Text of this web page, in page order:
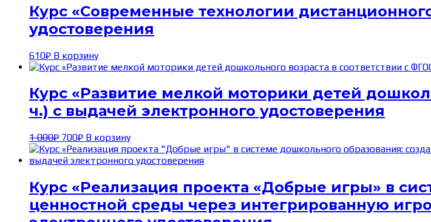
1 000₽.
Курс «Современные технологии
удостоверения
610₽ В корзину
Курс «Развитие мелкой моторики детей
ч.) с выдачей электронного удостоверения
1 000₽ Первоначальная
цена
составляла
700₽Текущая
цена:
700₽.
В корзину
Курс «Реализация проекта «Добрые игры» в
ценностной среды через интегрированную